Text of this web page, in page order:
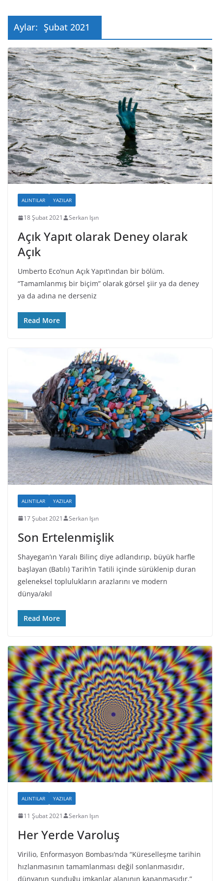
Aylar: Şubat 2021
ALINTILAR YAZILAR
18 Şubat 2021 Serkan Işın
Açık Yapıt olarak Deney olarak
Açık
Umberto Eco’nun Açık Yapıt‘ından bir bölüm.
“Tamamlanmış bir biçim” olarak görsel şiir ya da deney
ya da adına ne derseniz
Read More
ALINTILAR YAZILAR
17 Şubat 2021 Serkan Işın
Son Ertelenmişlik
Shayegan’ın Yaralı Bilinç diye adlandırıp, büyük harfle
başlayan (Batılı) Tarih’in Tatili içinde sürüklenip duran
geleneksel toplulukların arazlarını ve modern
dünya/akıl
Read More
ALINTILAR YAZILAR
11 Şubat 2021 Serkan Işın
Her Yerde Varoluş
Virilio, Enformasyon Bombası‘nda “Küreselleşme tarihin
hızlanmasının tamamlanması değil sonlanmasıdır,
dünyanın sunduğu imkanlar alanının kapanmasıdır.”